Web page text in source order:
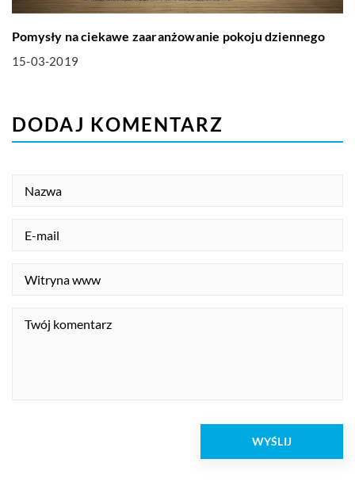
Pomysły na ciekawe zaaranżowanie pokoju dziennego
15-03-2019
DODAJ KOMENTARZ